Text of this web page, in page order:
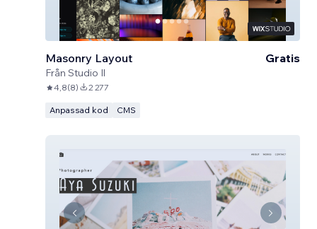
Masonry Layout
Från Studio Il
Gratis
4,8(8) 2 277
Anpassad kod CMS